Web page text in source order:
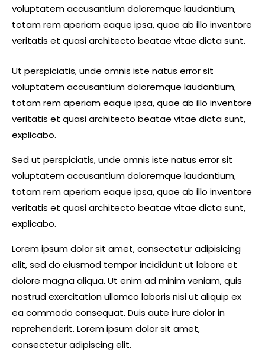
voluptatem accusantium doloremque laudantium,
totam rem aperiam eaque ipsa, quae ab illo inventore
veritatis et quasi architecto beatae vitae dicta sunt.
Ut perspiciatis, unde omnis iste natus error sit
voluptatem accusantium doloremque laudantium,
totam rem aperiam eaque ipsa, quae ab illo inventore
veritatis et quasi architecto beatae vitae dicta sunt,
explicabo.
Sed ut perspiciatis, unde omnis iste natus error sit
voluptatem accusantium doloremque laudantium,
totam rem aperiam eaque ipsa, quae ab illo inventore
veritatis et quasi architecto beatae vitae dicta sunt,
explicabo.
Lorem ipsum dolor sit amet, consectetur adipisicing
elit, sed do eiusmod tempor incididunt ut labore et
dolore magna aliqua. Ut enim ad minim veniam, quis
nostrud exercitation ullamco laboris nisi ut aliquip ex
ea commodo consequat. Duis aute irure dolor in
reprehenderit. Lorem ipsum dolor sit amet,
consectetur adipiscing elit.